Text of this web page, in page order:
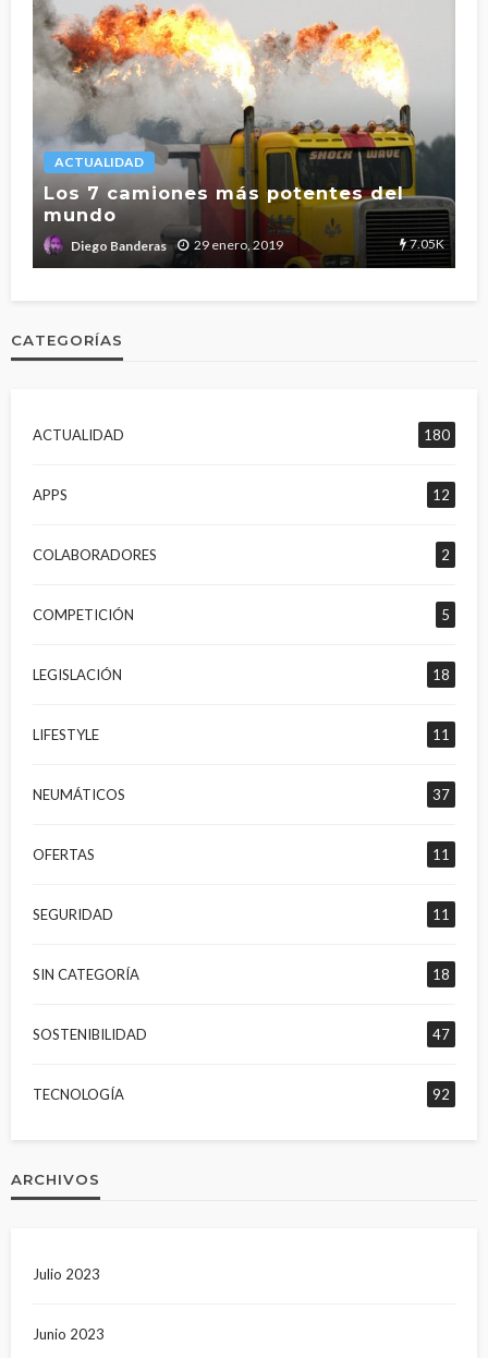
ACTUALIDAD
Los 7 camiones más potentes del
mundo
Diego Banderas 29 enero, 2019 7.05K
CATEGORÍAS
ACTUALIDAD 180
APPS 12
COLABORADORES 2
COMPETICIÓN 5
LEGISLACIÓN 18
LIFESTYLE 11
NEUMÁTICOS 37
OFERTAS 11
SEGURIDAD 11
SIN CATEGORÍA 18
SOSTENIBILIDAD 47
TECNOLOGÍA 92
ARCHIVOS
Julio 2023
Junio 2023